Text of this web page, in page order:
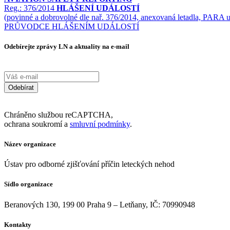
Reg.: 376/2014 HLÁŠENÍ UDÁLOSTÍ
(povinné a dobrovolné dle nař. 376/2014, anexovaná letadla, PARA
PRŮVODCE HLÁŠENÍM UDÁLOSTÍ
Odebírejte zprávy LN a aktuality na e-mail
Odebírat
Chráněno službou reCAPTCHA,
ochrana soukromí a smluvní podmínky.
Název organizace
Ústav pro odborné zjišťování příčin leteckých nehod
Sídlo organizace
Beranových 130, 199 00 Praha 9 – Letňany, IČ: 70990948
Kontakty